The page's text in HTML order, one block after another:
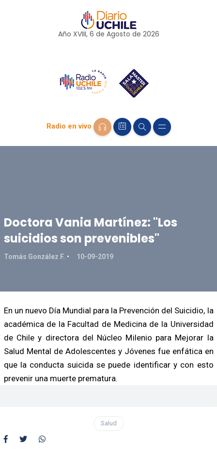
Año XVIII, 6 de Agosto de 2026
Radio en vivo
Doctora Vania Martínez: "Los
suicidios son prevenibles"
Tomás González F. 10-09-2019
En un nuevo Día Mundial para la Prevención del Suicidio, la
académica de la Facultad de Medicina de la Universidad
de Chile y directora del Núcleo Milenio para Mejorar la
Salud Mental de Adolescentes y Jóvenes fue enfática en
que la conducta suicida se puede identificar y con esto
prevenir una muerte prematura.
Salud